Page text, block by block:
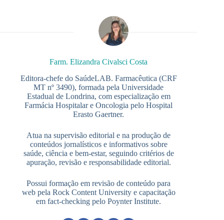
Farm. Elizandra Civalsci Costa
Editora-chefe do SaúdeLAB. Farmacêutica (CRF
MT nº 3490), formada pela Universidade
Estadual de Londrina, com especialização em
Farmácia Hospitalar e Oncologia pelo Hospital
Erasto Gaertner.
Atua na supervisão editorial e na produção de
conteúdos jornalísticos e informativos sobre
saúde, ciência e bem-estar, seguindo critérios de
apuração, revisão e responsabilidade editorial.
Possui formação em revisão de conteúdo para
web pela Rock Content University e capacitação
em fact-checking pelo Poynter Institute.